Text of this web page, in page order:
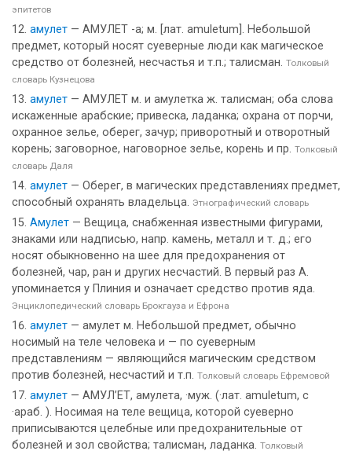
эпитетов
амулет — АМУЛЕТ -а; м. [лат. amuletum]. Небольшой
предмет, который носят суеверные люди как магическое
средство от болезней, несчастья и т.п.; талисман. Толковый
словарь Кузнецова
амулет — АМУЛЕТ м. и амулетка ж. талисман; оба слова
искаженные арабские; привеска, ладанка; охрана от порчи,
охранное зелье, оберег, зачур; приворотный и отворотный
корень; заговорное, наговорное зелье, корень и пр. Толковый
словарь Даля
амулет — Оберег, в магических представлениях предмет,
способный охранять владельца. Этнографический словарь
Амулет — Вещица, снабженная известными фигурами,
знаками или надписью, напр. камень, металл и т. д.; его
носят обыкновенно на шее для предохранения от
болезней, чар, ран и других несчастий. В первый раз А.
упоминается у Плиния и означает средство против яда.
Энциклопедический словарь Брокгауза и Ефрона
амулет — амулет м. Небольшой предмет, обычно
носимый на теле человека и — по суеверным
представлениям — являющийся магическим средством
против болезней, несчастий и т.п. Толковый словарь Ефремовой
амулет — АМУЛ’ЕТ, амулета, ·муж. (·лат. amuletum, с
·араб. ). Носимая на теле вещица, которой суеверно
приписываются целебные или предохранительные от
болезней и зол свойства; талисман, ладанка. Толковый